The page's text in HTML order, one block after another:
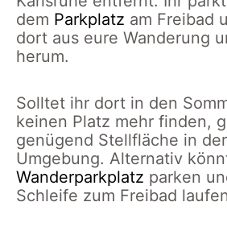
dem Parkplatz am Freibad
dort aus eure Wanderung
herum.
Solltet ihr dort in den
keinen Platz mehr finden,
genügend Stellfläche in
Umgebung. Alternativ
Wanderparkplatz parken
Schleife zum Freibad